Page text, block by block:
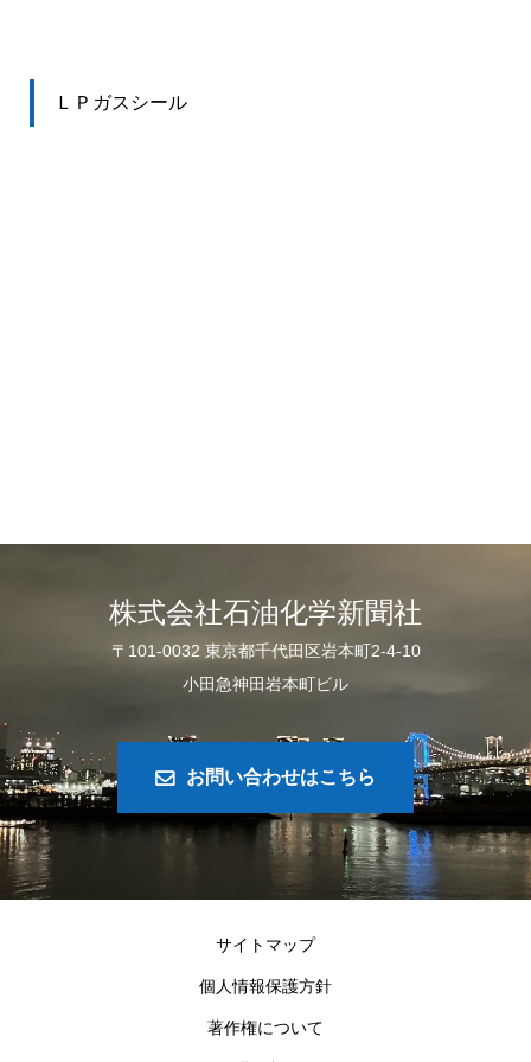
ＬＰガスシール
株式会社石油化学新聞社
〒101-0032 東京都千代田区岩本町2-4-10
小田急神田岩本町ビル
お問い合わせはこちら
サイトマップ
個人情報保護方針
著作権について